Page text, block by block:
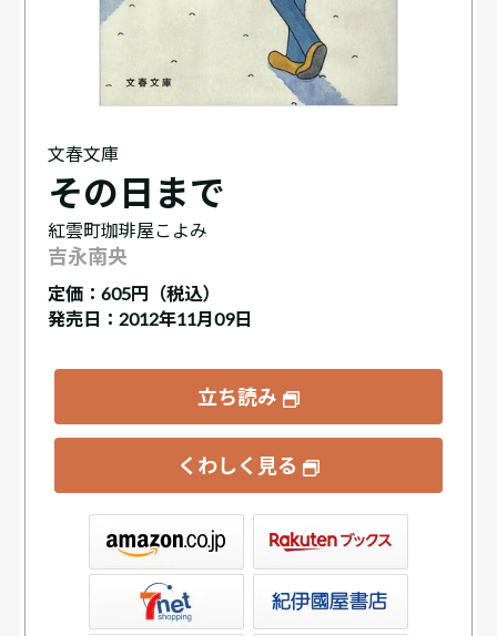
文春文庫
その日まで
紅雲町珈琲屋こよみ
吉永南央
定価： 605円（税込）
発売日：2012年11月09日
立ち読み
くわしく見る
書店ウェブストア